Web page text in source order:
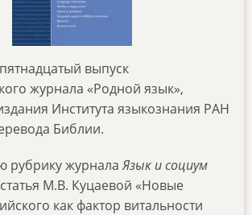
выпуск
журнала «Родной язык»,
Института языкознания РАН
Библии.
рубрику журналаЯзык и социум
М.В. Куцаевой «Новые
как фактор витальности